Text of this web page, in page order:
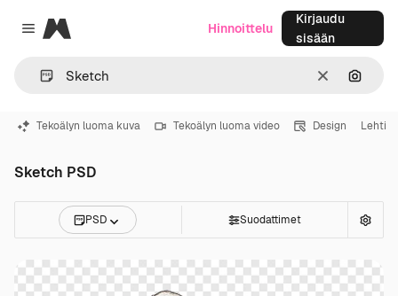
Close menu
Magnific
SelkeäHae
Hinnoittelu
Kirjaudu
sisään
Tekoälyn luoma kuva Tekoälyn luoma video Design Lehti
Sketch PSD
PSD Suodattimet